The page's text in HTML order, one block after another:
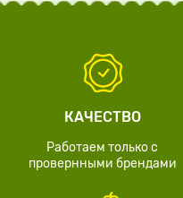
КАЧЕСТВО
Работаем только с
провернными брендами